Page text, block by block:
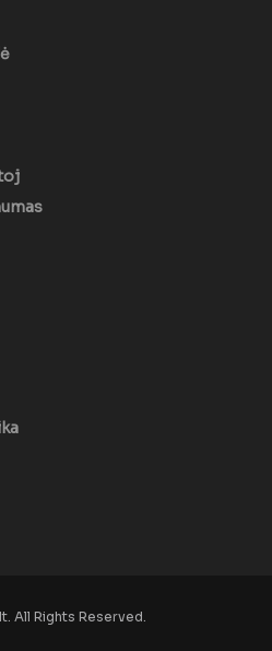
All Rights Reserved.